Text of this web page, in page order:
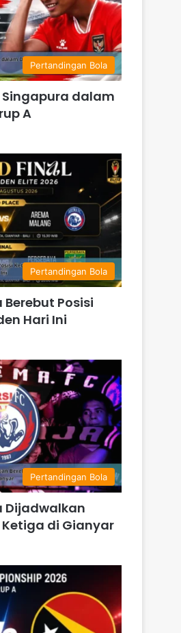
Pertandingan Bola
dalam
A
Pertandingan Bola
Posisi
Hari Ini
Pertandingan Bola
Dijadwalkan
di Gianyar